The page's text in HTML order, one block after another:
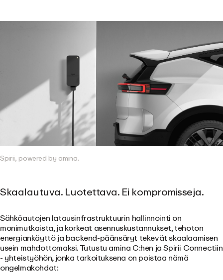
Spirii, powered by amina.
Skaalautuva. Luotettava. Ei kompromisseja.
Sähköautojen latausinfrastruktuurin hallinnointi on
monimutkaista, ja korkeat asennuskustannukset, tehoton
energiankäyttö ja backend-päänsäryt tekevät skaalaamisen
usein mahdottomaksi. Tutustu amina C:hen ja Spirii Connectiin
- yhteistyöhön, jonka tarkoituksena on poistaa nämä
ongelmakohdat: